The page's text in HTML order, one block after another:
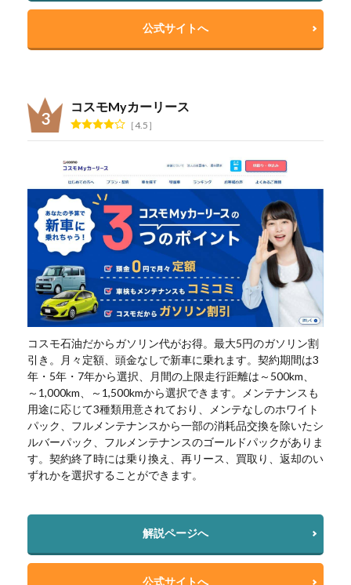
公式サイトへ
コスモMyカーリース
4.5
コスモ石油だからガソリン代がお得。最大5円のガソリン割
引き。月々定額、頭金なしで新車に乗れます。契約期間は3
年・5年・7年から選択、月間の上限走行距離は～500km、
～1,000km、～1,500kmから選択できます。メンテナンスも
用途に応じて3種類用意されており、メンテなしのホワイト
パック、フルメンテナンスから一部の消耗品交換を除いたシ
ルバーパック、フルメンテナンスのゴールドパックがありま
す。契約終了時には乗り換え、再リース、買取り、返却のい
ずれかを選択することができます。
解説ページへ
公式サイトへ